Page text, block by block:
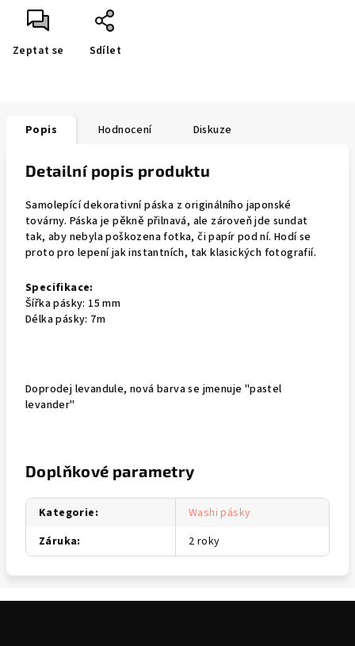
Zeptat se Sdílet
Popis Hodnocení Diskuze
Detailní popis produktu
Samolepící dekorativní páska z originálního japonské
továrny. Páska je pěkně přilnavá, ale zároveň jde sundat
tak, aby nebyla poškozena fotka, či papír pod ní. Hodí se
proto pro lepení jak instantních, tak klasických fotografií.
Specifikace:
Šířka pásky: 15 mm
Délka pásky: 7m
Doprodej levandule, nová barva se jmenuje "pastel
levander"
Doplňkové parametry
Kategorie:
Washi pásky
Záruka: 2 roky